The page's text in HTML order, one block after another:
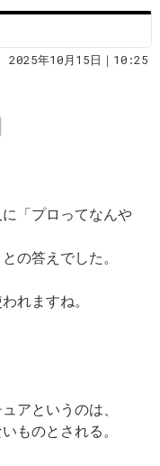
2025年10月15日｜10:25
「プロってなんや
の答えでした。
れますね。
アというのは、
ものとされる。